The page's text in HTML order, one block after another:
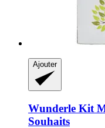
Ajouter
Wunderle Kit
Souhaits